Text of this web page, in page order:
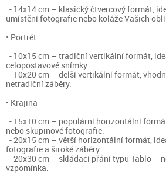
- 14x14 cm – klasický čtvercový formát,
umístění fotografie nebo koláže Vašich
• Portrét
- 10x15 cm – tradiční vertikální formát,
celopostavové snímky.
- 10x20 cm – delší vertikální formát,
netradiční záběry.
• Krajina
- 15x10 cm – populární horizontální
nebo skupinové fotografie.
- 20x15 cm – větší horizontální formát,
fotografie a široké záběry.
- 20x30 cm – skládací přání typu Tablo –
vzpomínka.